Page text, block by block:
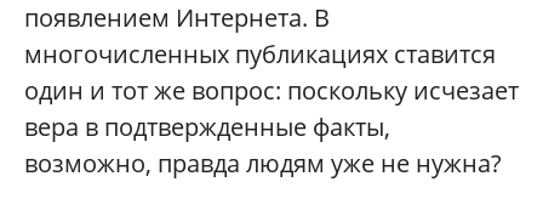
появлением Интернета. В
многочисленных публикациях ставится
один и тот же вопрос: поскольку исчезает
вера в подтвержденные факты,
возможно, правда людям уже не нужна?